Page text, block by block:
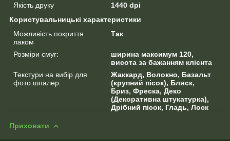
Якість друку
1440 dpi
Користувальницькі характеристики
Можливість покриття
лаком
Так
Розміри смуг:
ширина максимум 120,
висота за бажанням клієнта
Текстури на вибір для
фото шпалер:
Жаккард, Волокно, Базальт
(крупний пісок), Блиск,
Бриз, Фреска, Деко
(Декоративна штукатурка),
Дрібний пісок, Гладь, Лоск
Приховати